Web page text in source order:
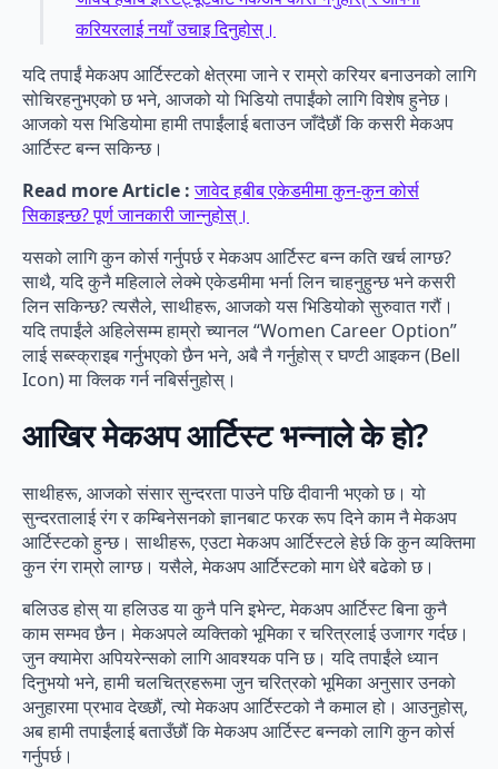
करियरलाई नयाँ उचाइ दिनुहोस्।
यदि तपाईं मेकअप आर्टिस्टको क्षेत्रमा जाने र राम्रो करियर बनाउनको लागि
सोचिरहनुभएको छ भने, आजको यो भिडियो तपाईंको लागि विशेष हुनेछ।
आजको यस भिडियोमा हामी तपाईंलाई बताउन जाँदैछौं कि कसरी मेकअप
आर्टिस्ट बन्न सकिन्छ।
Read more Article :जावेद हबीब एकेडमीमा कुन-कुन कोर्स
सिकाइन्छ? पूर्ण जानकारी जान्नुहोस्।
यसको लागि कुन कोर्स गर्नुपर्छ र मेकअप आर्टिस्ट बन्न कति खर्च लाग्छ?
साथै, यदि कुनै महिलाले लेक्मे एकेडमीमा भर्ना लिन चाहनुहुन्छ भने कसरी
लिन सकिन्छ? त्यसैले, साथीहरू, आजको यस भिडियोको सुरुवात गरौं।
यदि तपाईंले अहिलेसम्म हाम्रो च्यानल “Women Career Option”
लाई सब्स्क्राइब गर्नुभएको छैन भने, अबै नै गर्नुहोस् र घण्टी आइकन (Bell
Icon) मा क्लिक गर्न नबिर्सनुहोस्।
आखिर मेकअप आर्टिस्ट भन्नाले के हो?
साथीहरू, आजको संसार सुन्दरता पाउने पछि दीवानी भएको छ। यो
सुन्दरतालाई रंग र कम्बिनेसनको ज्ञानबाट फरक रूप दिने काम नै मेकअप
आर्टिस्टको हुन्छ। साथीहरू, एउटा मेकअप आर्टिस्टले हेर्छ कि कुन व्यक्तिमा
कुन रंग राम्रो लाग्छ। यसैले, मेकअप आर्टिस्टको माग धेरै बढेको छ।
बलिउड होस् या हलिउड या कुनै पनि इभेन्ट, मेकअप आर्टिस्ट बिना कुनै
काम सम्भव छैन। मेकअपले व्यक्तिको भूमिका र चरित्रलाई उजागर गर्दछ।
जुन क्यामेरा अपियरेन्सको लागि आवश्यक पनि छ। यदि तपाईंले ध्यान
दिनुभयो भने, हामी चलचित्रहरूमा जुन चरित्रको भूमिका अनुसार उनको
अनुहारमा प्रभाव देख्छौं, त्यो मेकअप आर्टिस्टको नै कमाल हो। आउनुहोस्,
अब हामी तपाईंलाई बताउँछौं कि मेकअप आर्टिस्ट बन्नको लागि कुन कोर्स
गर्नुपर्छ।